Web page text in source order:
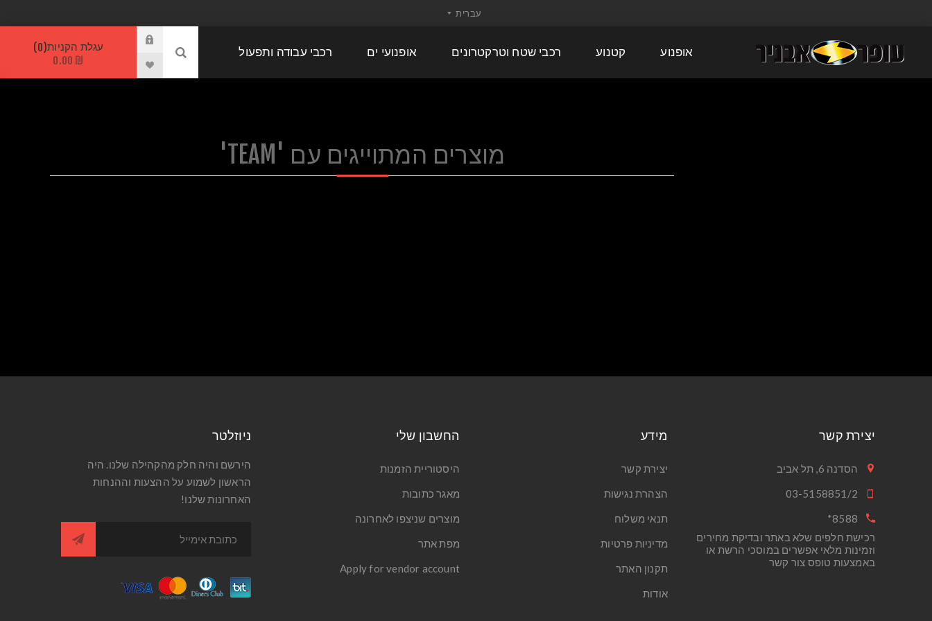
אופנוע קטנוע רכבי שטח וטרקטרונים אופנועי ים רכבי עבודה ותפעול עגלת הקניות 0
₪ 0.00
מוצרים המתוייגים עם 'TEAM'
יצירת קשר
הסדנה 6, תל אביב
03-5158851/2
8588*
רכישת חלפים שלא באתר ובדיקת מחירים
וזמינות מלאי אפשרים במוסכי הרשת או
באמצעות טופס צור קשר
מידע
יצירת קשר
הצהרת נגישות
תנאי משלוח
מדיניות פרטיות
תקנון האתר
אודות
החשבון שלי
היסטוריית הזמנות
מאגר כתובות
מוצרים שניצפו לאחרונה
מפת אתר
Apply for vendor account
ניוזלטר
הירשם והיה חלק מהקהילה שלנו. היה
הראשון לשמוע על ההצעות וההנחות
האחרונות שלנו!